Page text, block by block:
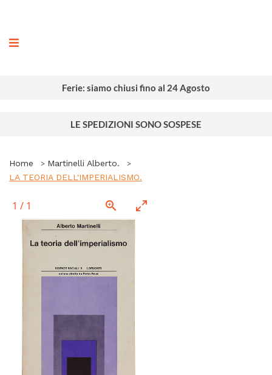
Ferie: siamo chiusi fino al 24 Agosto
LE SPEDIZIONI SONO SOSPESE
Home
Martinelli Alberto.
LA TEORIA DELL'IMPERIALISMO.
1 / 1